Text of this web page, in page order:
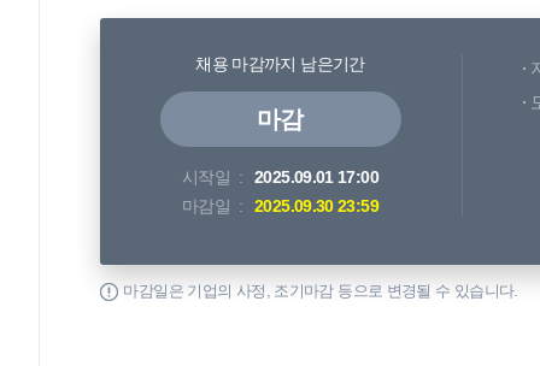
채용 마감까지 남은기간
마감
시작일
2025.09.01 17:00
마감일
2025.09.30 23:59
마감일은 기업의 사정, 조기마감 등으로 변경될 수 있습니다.